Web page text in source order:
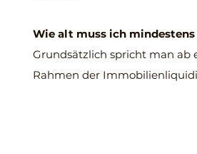
Wie alt muss ich mindestens
Grundsätzlich spricht man ab
Rahmen der